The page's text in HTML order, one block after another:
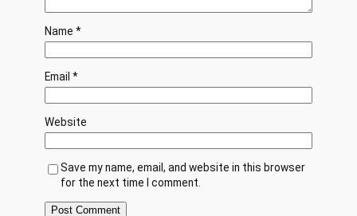
Name *
Email *
Website
Save my name, email, and website in this browser
for the next time I comment.